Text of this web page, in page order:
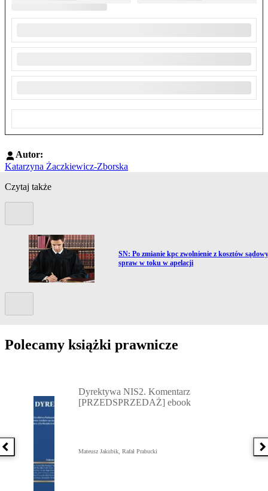
Autor:
Katarzyna Żaczkiewicz-Zborska
Czytaj także
Przejdź do artykułu:
SN: Po zmianie kpc zwolnienie z kosztów
spraw w toku w apelacji
Polecamy książki prawnicze
Poprzednia książka
Dyrektywa NIS2. Komentarz
[PRZEDSPRZEDAŻ] ebook
Mateusz Jakubik, Rafał Prabucki